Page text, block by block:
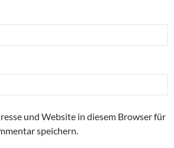
und Website in diesem Browser für
speichern.